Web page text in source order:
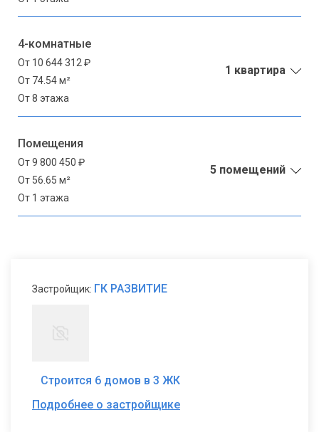
4-комнатные
От 10 644 312 ₽
От 74.54 м²
От 8 этажа
1 квартира
Помещения
От 9 800 450 ₽
От 56.65 м²
От 1 этажа
5 помещений
Застройщик: ГК РАЗВИТИЕ
Строится 6 домов в 3 ЖК
Подробнее о застройщике